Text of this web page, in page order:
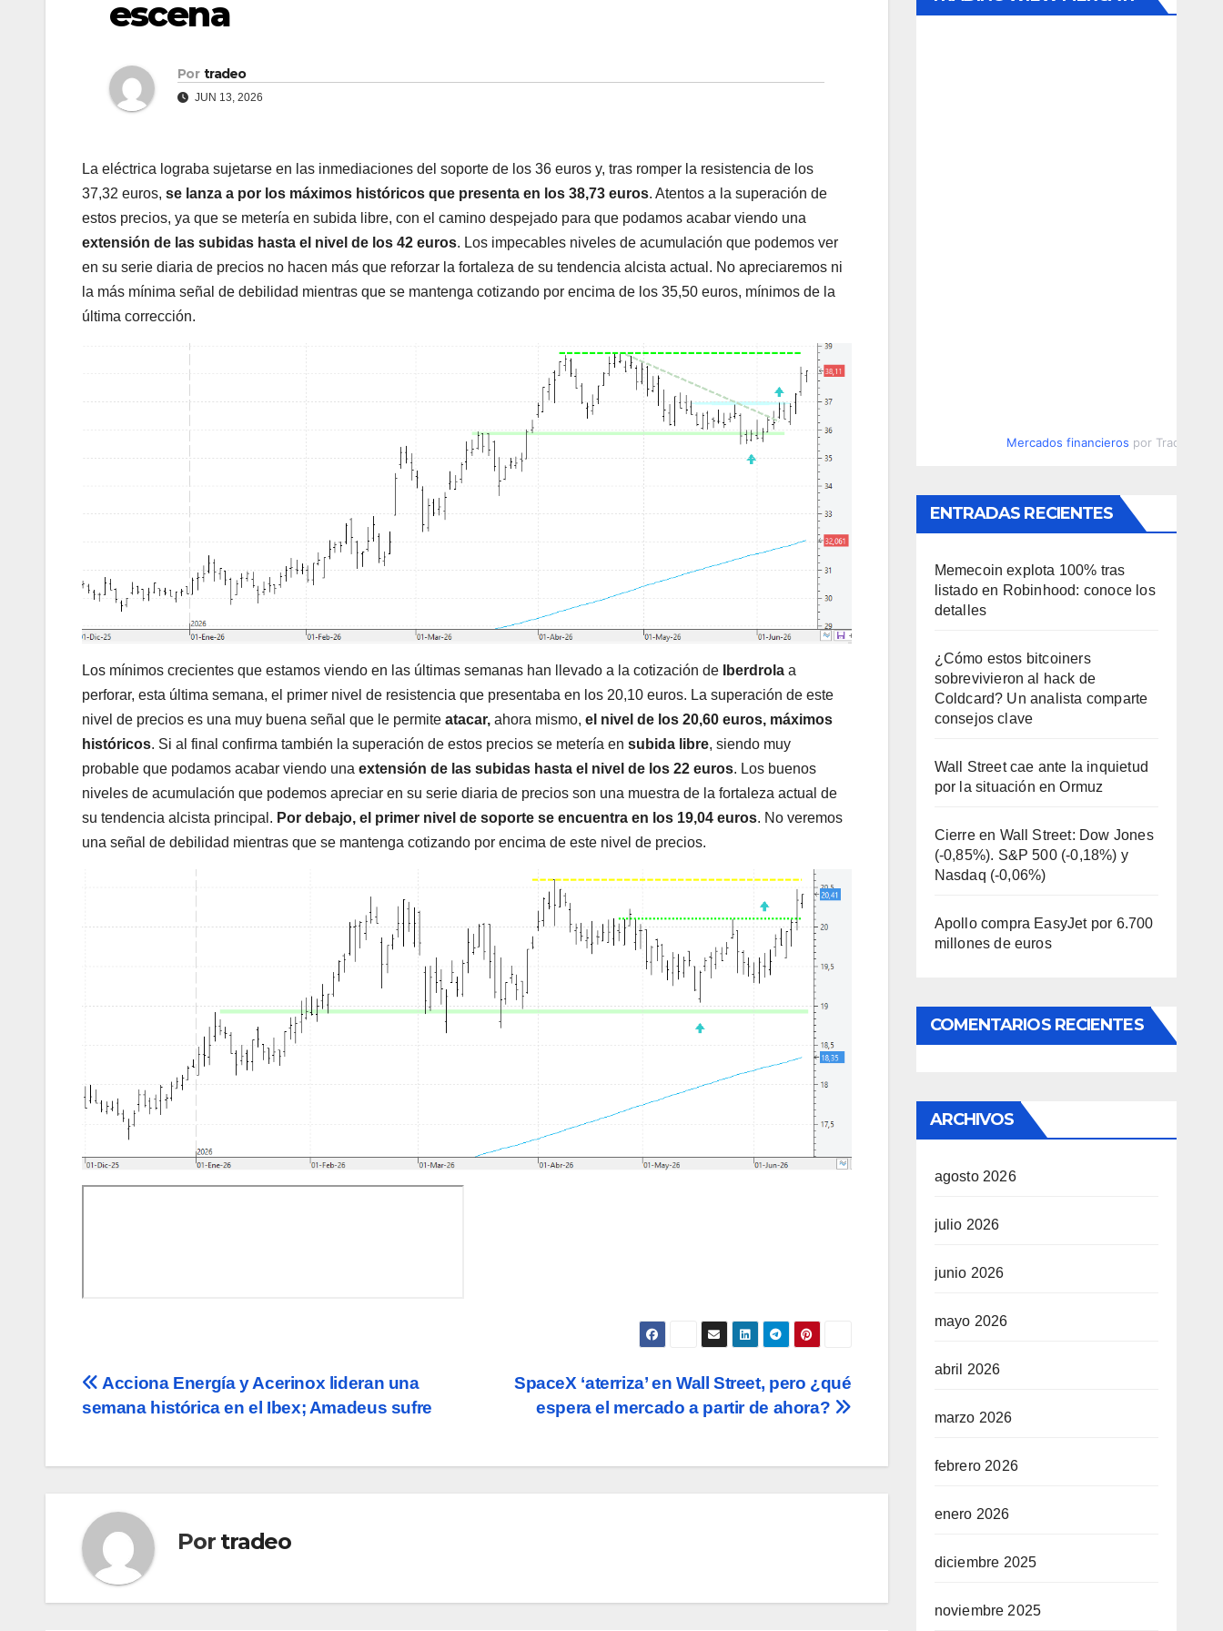
escena
Por tradeo
JUN 13, 2026
La eléctrica lograba sujetarse en las inmediaciones del soporte de los 36 euros y, tras romper la resistencia de los
37,32 euros, se lanza a por los máximos históricos que presenta en los 38,73 euros. Atentos a la superación de
estos precios, ya que se metería en subida libre, con el camino despejado para que podamos acabar viendo una
extensión de las subidas hasta el nivel de los 42 euros. Los impecables niveles de acumulación que podemos ver
en su serie diaria de precios no hacen más que reforzar la fortaleza de su tendencia alcista actual. No apreciaremos ni
la más mínima señal de debilidad mientras que se mantenga cotizando por encima de los 35,50 euros, mínimos de la
última corrección.
Los mínimos crecientes que estamos viendo en las últimas semanas han llevado a la cotización de Iberdrola a
perforar, esta última semana, el primer nivel de resistencia que presentaba en los 20,10 euros. La superación de este
nivel de precios es una muy buena señal que le permite atacar, ahora mismo, el nivel de los 20,60 euros, máximos
históricos. Si al final confirma también la superación de estos precios se metería en subida libre, siendo muy
probable que podamos acabar viendo una extensión de las subidas hasta el nivel de los 22 euros. Los buenos
niveles de acumulación que podemos apreciar en su serie diaria de precios son una muestra de la fortaleza actual de
su tendencia alcista principal. Por debajo, el primer nivel de soporte se encuentra en los 19,04 euros. No veremos
una señal de debilidad mientras que se mantenga cotizando por encima de este nivel de precios.
Navegación
entradas
SpaceX ‘aterriza’ en Wall Street, pero ¿qué
espera el mercado a partir de ahora?
Acciona Energía y Acerinox lideran una
semana histórica en el Ibex; Amadeus sufre
Por tradeo
Mercados financieros por
ENTRADAS RECIENTES
Memecoin explota 100% tras
listado en Robinhood: conoce los
detalles
¿Cómo estos bitcoiners
sobrevivieron al hack de
Coldcard? Un analista comparte
consejos clave
Wall Street cae ante la inquietud
por la situación en Ormuz
Cierre en Wall Street: Dow Jones
(-0,85%). S&P 500 (-0,18%) y
Nasdaq (-0,06%)
Apollo compra EasyJet por 6.700
millones de euros
COMENTARIOS RECIENTES
ARCHIVOS
agosto 2026
julio 2026
junio 2026
mayo 2026
abril 2026
marzo 2026
febrero 2026
enero 2026
diciembre 2025
noviembre 2025